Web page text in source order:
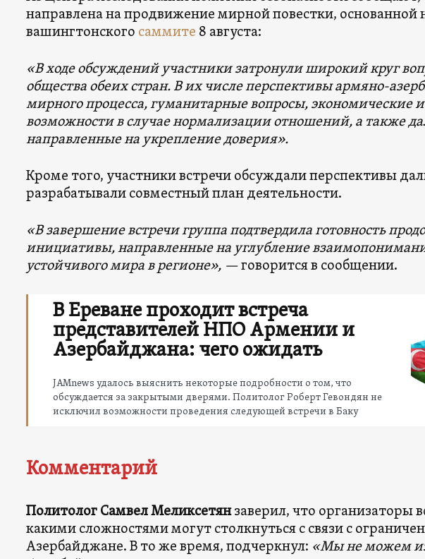
направлена ​​на продвижение мирной повестки, основанной
вашингтонского саммите 8 августа:
«В ходе обсуждений участники затронули широкий круг
общества обеих стран. В их числе перспективы армяно-
мирного процесса, гуманитарные вопросы, экономические
возможности в случае нормализации отношений, а также
направленные на укрепление доверия».
Кроме того, участники встречи обсуждали перспективы
разрабатывали совместный план деятельности.
«В завершение встречи группа подтвердила готовность
инициативы, направленные на углубление
устойчивого мира в регионе», —говорится в сообщении.
В Ереване проходит встреча
представителей НПО Армении и
Азербайджана: чего ожидать
JAMnews удалось выяснить некоторые подробности о том, что
обсуждается за закрытыми дверями. Политолог Роберт Гевондян не
исключил возможности проведения следующей встречи в Баку
Комментарий
Политолог Самвел Меликсетянзаверил, что организаторы
какими сложностями могут столкнуться с связи с
Азербайджане. В то же время, подчеркнул: «Мы не можем